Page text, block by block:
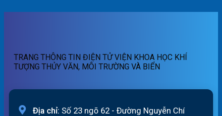
09/08/2026
Hồng_IMHEMS_08.08.2026
lũ
cảnh
ngày
07/8/2026
TRANG THÔNG TIN ĐIỆN TỬ VIỆN KHOA HỌC KHÍ
TƯỢNG THỦY VĂN, MÔI TRƯỜNG VÀ BIỂN
Địa chỉ: Số 23 ngõ 62 - Đường Nguyễn Chí